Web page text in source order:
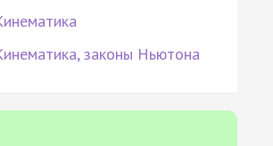
законы Ньютона